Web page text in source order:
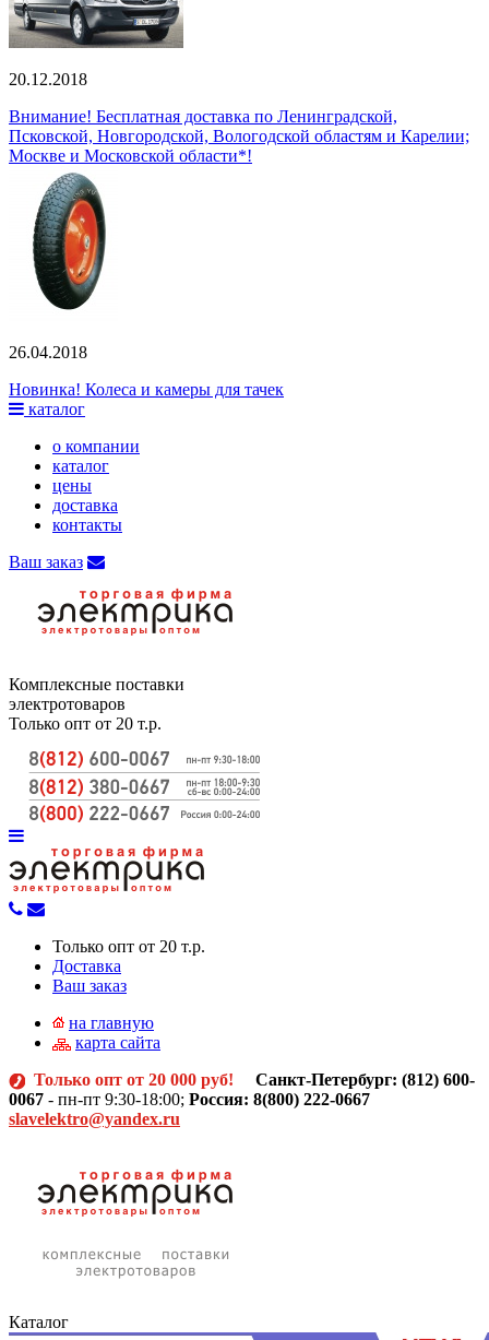
20.12.2018
Внимание! Бесплатная доставка по Ленинградской,
Псковской, Новгородской, Вологодской областям и Карелии;
Москве и Московской области*!
26.04.2018
Новинка! Колеса и камеры для тачек
каталог
о компании
каталог
цены
доставка
контакты
Ваш заказ
Комплексные поставки
электротоваров
Только опт от 20 т.р.
Только опт от 20 т.р.
Доставка
Ваш заказ
на главную
карта сайта
Только опт от 20 000 руб! Санкт-Петербург: (812) 600-
0067 - пн-пт 9:30-18:00; Россия: 8(800) 222-0667
slavelektro@yandex.ru
Каталог